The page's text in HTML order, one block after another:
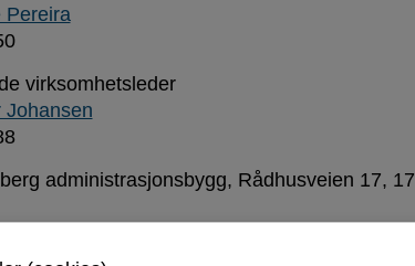
Pereira
virksomhetsleder
Johansen
administrasjonsbygg, Rådhusveien 17,